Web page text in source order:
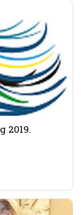
2019.